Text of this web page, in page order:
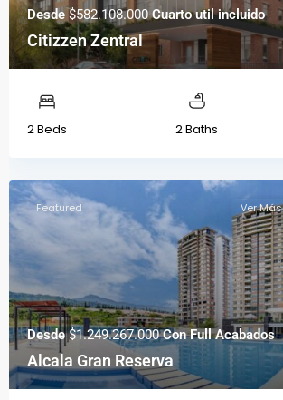
Desde$582.108.000Cuarto util incluido
Citizzen Zentral
2 Beds 2 Baths
Featured Ver Más
Desde$1.249.267.000Con Full Acabados
Alcala Gran Reserva